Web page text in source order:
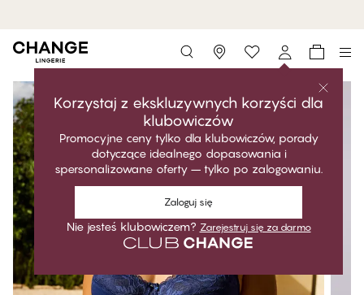
Storefinder
Korzystaj z ekskluzywnych korzyści dla
klubowiczów
Promocyjne ceny tylko dla klubowiczów, porady
dotyczące idealnego dopasowania i
spersonalizowane oferty – tylko po zalogowaniu.
Zaloguj się
Nie jesteś klubowiczem? Zarejestruj się za darmo